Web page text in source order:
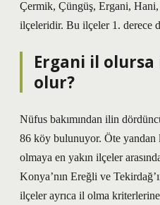
Çermik, Çüngüş, Ergani,
ilçeleridir. Bu ilçeler 1. derece
Ergani il
olur?
Nüfus bakımından ilin
86 köy bulunuyor. Öte yandan
olmaya en yakın ilçeler
Konya’nın Ereğli ve
ilçeler ayrıca il olma